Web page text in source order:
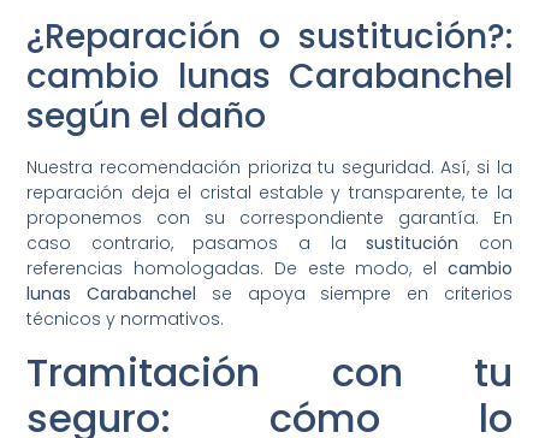
¿Reparación o sustitución?:
cambio lunas Carabanchel
según el daño
Nuestra recomendación prioriza tu seguridad. Así, si la
reparación deja el cristal estable y transparente, te la
proponemos con su correspondiente garantía. En
caso contrario, pasamos a lasustitución con
referencias homologadas. De este modo, el cambio
lunas Carabanchel se apoya siempre en criterios
técnicos y normativos.
Tramitación con tu
seguro: cómo lo